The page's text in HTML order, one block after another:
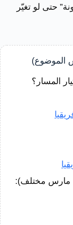
حتى لو تغيّر
الموضوع)
المسار؟
مارس مختلف):